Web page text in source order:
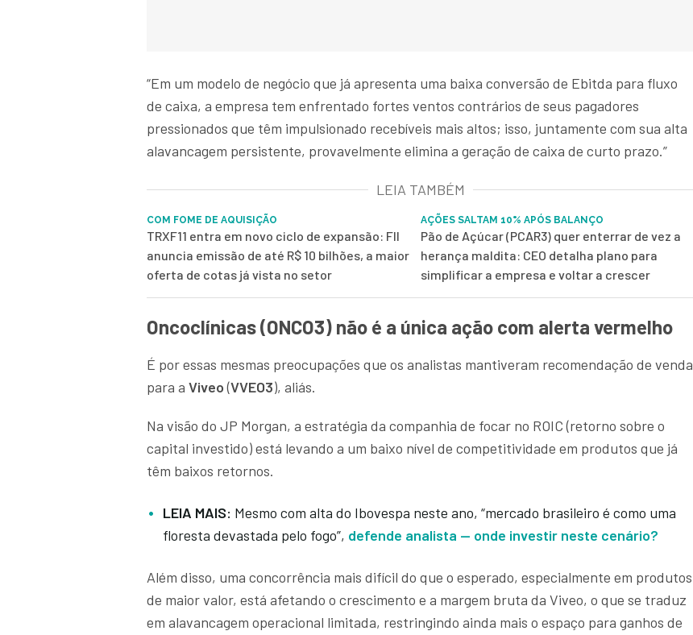
“Em um modelo de negócio que já apresenta uma baixa conversão de Ebitda para fluxo
de caixa, a empresa tem enfrentado fortes ventos contrários de seus pagadores
pressionados que têm impulsionado recebíveis mais altos; isso, juntamente com sua alta
alavancagem persistente, provavelmente elimina a geração de caixa de curto prazo.”
LEIA TAMBÉM
COM FOME DE AQUISIÇÃO
TRXF11 entra em novo ciclo de expansão: FII
anuncia emissão de até R$ 10 bilhões, a maior
oferta de cotas já vista no setor
AÇÕES SALTAM 10% APÓS BALANÇO
Pão de Açúcar (PCAR3) quer enterrar de vez a
herança maldita: CEO detalha plano para
simplificar a empresa e voltar a crescer
Oncoclínicas (ONCO3) não é a única ação com alerta vermelho
É por essas mesmas preocupações que os analistas mantiveram recomendação de venda
para a Viveo(VVEO3), aliás.
Na visão do JP Morgan, a estratégia da companhia de focar no ROIC (retorno sobre o
capital investido) está levando a um baixo nível de competitividade em produtos que já
têm baixos retornos.
LEIA MAIS: Mesmo com alta do Ibovespa neste ano, “mercado brasileiro é como uma
floresta devastada pelo fogo”, defende analista — onde investir neste cenário?
Além disso, uma concorrência mais difícil do que o esperado, especialmente em produtos
de maior valor, está afetando o crescimento e a margem bruta da Viveo, o que se traduz
em alavancagem operacional limitada, restringindo ainda mais o espaço para ganhos de